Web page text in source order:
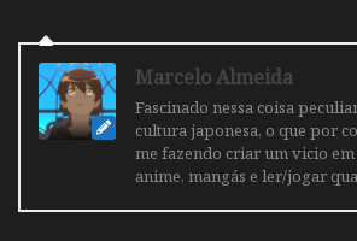
Marcelo Almeida
Fascinado nessa coisa
cultura japonesa, o que por
me fazendo criar um vicio
anime, mangás e ler/jogar